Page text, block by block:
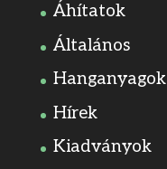
Áhítatok
Általános
Hanganyagok
Hírek
Kiadványok